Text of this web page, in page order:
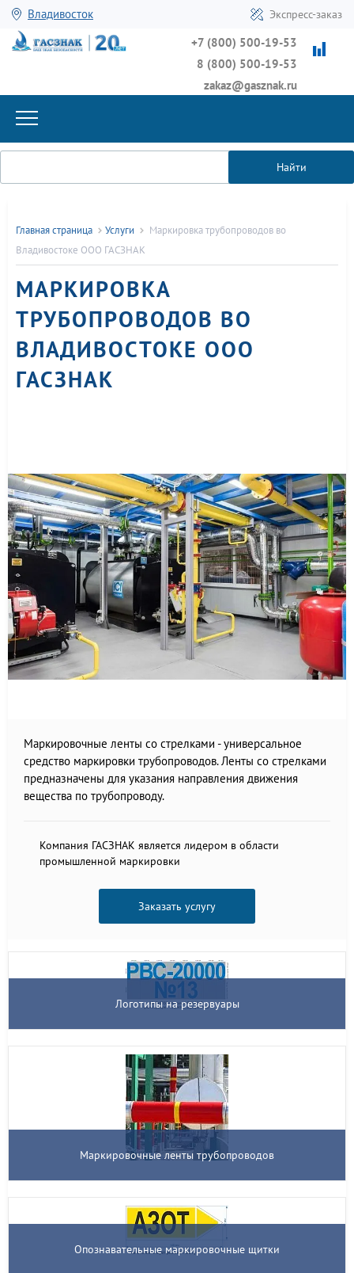
Владивосток Экспресс-заказ
+7 (800) 500-19-53
8 (800) 500-19-53
zakaz@gasznak.ru
Найти
Главная страница Услуги
Маркировка трубопроводов во
Владивостоке ООО ГАСЗНАК
МАРКИРОВКА
ТРУБОПРОВОДОВ ВО
ВЛАДИВОСТОКЕ ООО
ГАСЗНАК
Маркировочные ленты со стрелками - универсальное
средство маркировки трубопроводов. Ленты со стрелками
предназначены для указания направления движения
вещества по трубопроводу.
Компания ГАСЗНАК является лидером в области
промышленной маркировки
Заказать услугу
Логотипы на резервуары
Маркировочные ленты трубопроводов
Опознавательные маркировочные щитки